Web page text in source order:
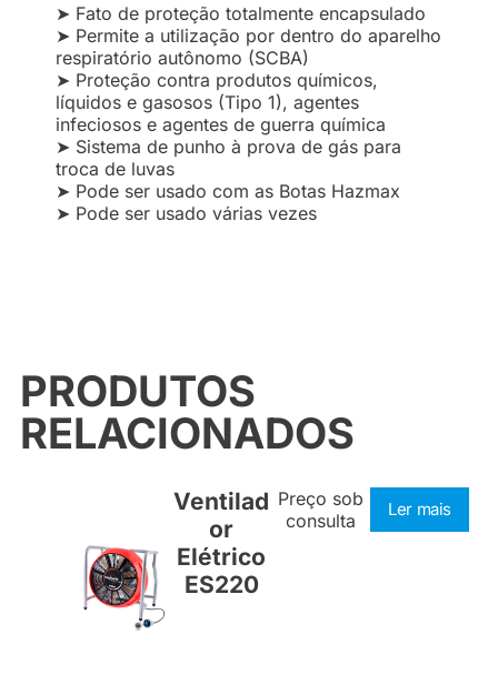
➤ Fato de proteção totalmente encapsulado
➤ Permite a utilização por dentro do aparelho
respiratório autônomo (SCBA)
➤ Proteção contra produtos químicos,
líquidos e gasosos (Tipo 1), agentes
infeciosos e agentes de guerra química
➤ Sistema de punho à prova de gás para
troca de luvas
➤ Pode ser usado com as Botas Hazmax
➤ Pode ser usado várias vezes
PRODUTOS
RELACIONADOS
Ventilad
or
Elétrico
ES220
Preço sob
consulta
Ler mais